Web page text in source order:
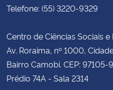
Telefone: (55) 3220-9329
Centro de Ciências Sociais
Av. Roraima, nº 1000,
Bairro Camobi. CEP: 97105-
Prédio 74A - Sala 2314